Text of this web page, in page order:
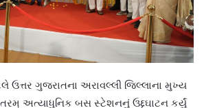
ઉત્તર ગુજરાતના અરાવલ્લી જિલ્લાના મુખ્ય
અત્યાધુનિક બસ સ્ટેશનનું ઉદ્દઘાટન કર્યું